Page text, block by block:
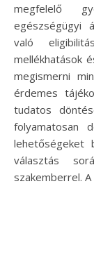
megfelelő
egészségügyi
való
mellékhatások
megismerni
érdemes
tudatos
folyamatosan
lehetőségeket
választás
szakemberrel.